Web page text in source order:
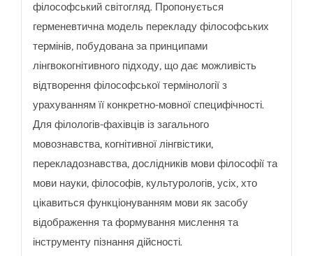
філософський світогляд. Пропонується
герменевтична модель перекладу філософських
термінів, побудована за принципами
лінгвокогнітивного підходу, що дає можливість
відтворення філософської термінології з
урахуванням її конкретно-мовної специфічності.
Для філологів-фахівців із загального
мовознавства, когнітивної лінгвістики,
перекладознавства, дослідників мови філософії та
мови науки, філософів, культурологів, усіх, хто
цікавиться функціонуванням мови як засобу
відображення та формування мислення та
інструменту пізнання дійсності.